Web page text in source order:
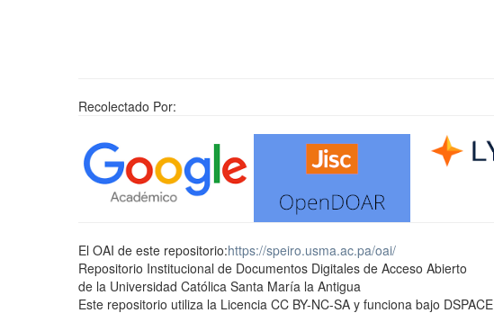
Recolectado Por:
El OAI de este repositorio:https://speiro.usma.ac.pa/oai/
Repositorio Institucional de Documentos Digitales de Acceso Abierto
de la Universidad Católica Santa María la Antigua
Este repositorio utiliza la Licencia CC BY-NC-SA y funciona bajo DSPACE